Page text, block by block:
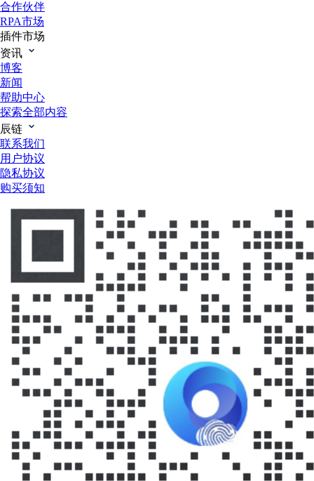
合作伙伴
RPA市场
插件市场
资讯
博客
新闻
帮助中心
探索全部内容
辰链
联系我们
用户协议
隐私协议
购买须知